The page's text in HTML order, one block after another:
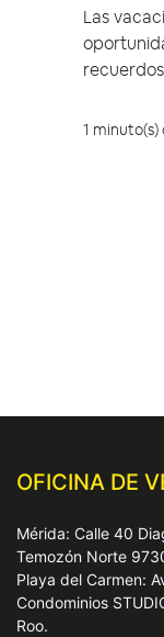
Las
1
OFICINA DE
Mérida: Calle 40
Temozón Norte
Playa del Carmen:
Condominios
Roo.